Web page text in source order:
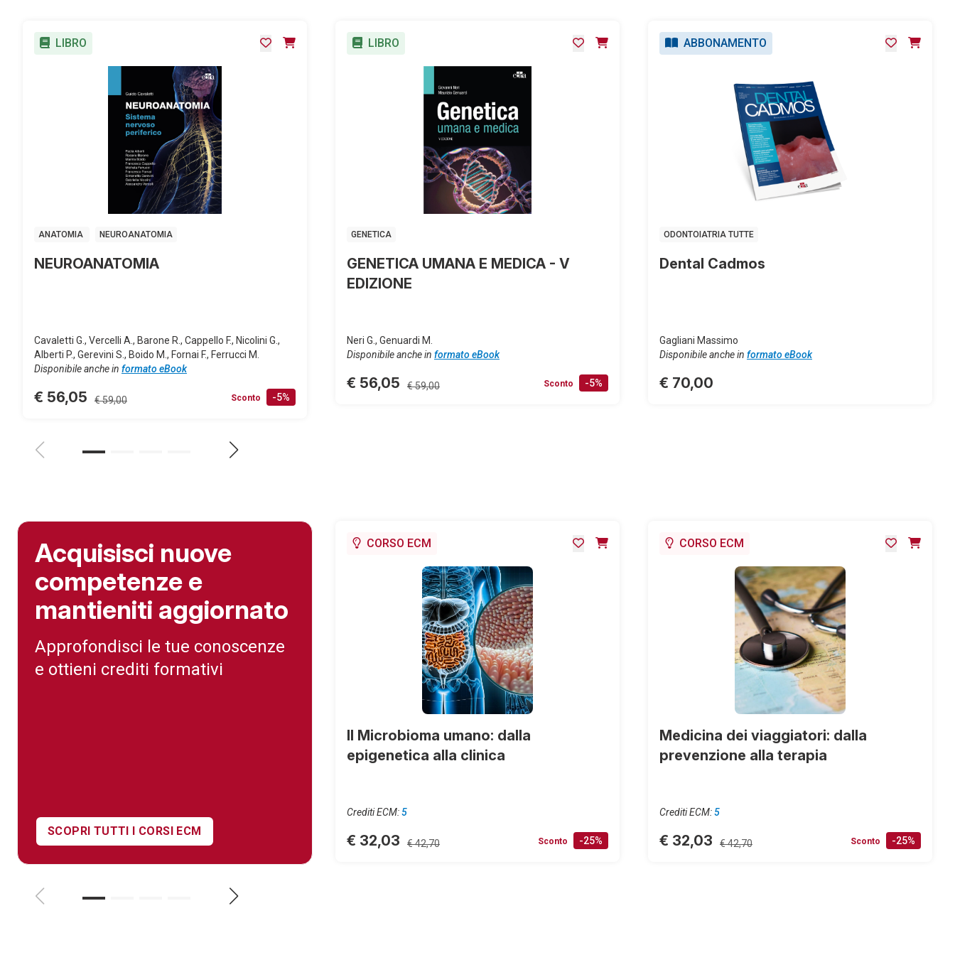
LIBRO
ANATOMIA NEUROANATOMIA
NEUROANATOMIA
Cavaletti G., Vercelli A., Barone R., Cappello F., Nicolini G.,
Alberti P., Gerevini S., Boido M., Fornai F., Ferrucci M.
Disponibile anche in formato eBook
€ 56,05 € 59,00 Sconto -5%
LIBRO
GENETICA
GENETICA UMANA E MEDICA - V
EDIZIONE
Neri G., Genuardi M.
Disponibile anche in formato eBook
€ 56,05 € 59,00 Sconto -5%
ABBONAMENTO
ODONTOIATRIA TUTTE
Dental Cadmos
Gagliani Massimo
Disponibile anche in formato eBook
€ 70,00
Acquisisci nuove
competenze e
mantieniti aggiornato
Approfondisci le tue conoscenze
e ottieni crediti formativi
SCOPRI TUTTI I CORSI ECM
CORSO ECM
Il Microbioma umano: dalla
epigenetica alla clinica
Crediti ECM:5
€ 32,03 € 42,70 Sconto -25%
CORSO ECM
Medicina dei viaggiatori: dalla
prevenzione alla terapia
Crediti ECM:5
€ 32,03 € 42,70 Sconto -25%